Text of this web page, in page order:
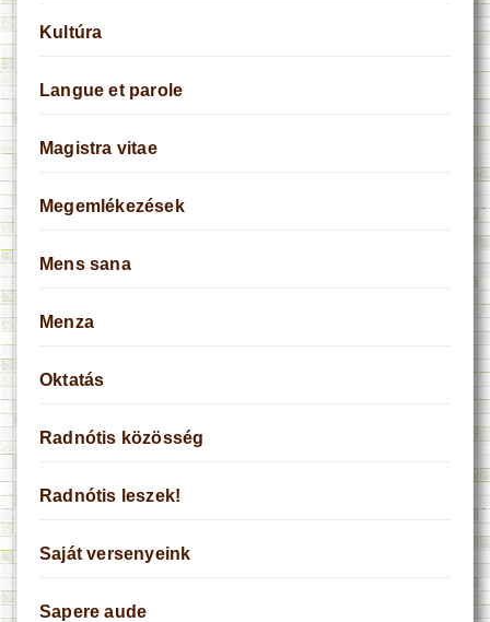
Kultúra
Langue et parole
Magistra vitae
Megemlékezések
Mens sana
Menza
Oktatás
Radnótis közösség
Radnótis leszek!
Saját versenyeink
Sapere aude